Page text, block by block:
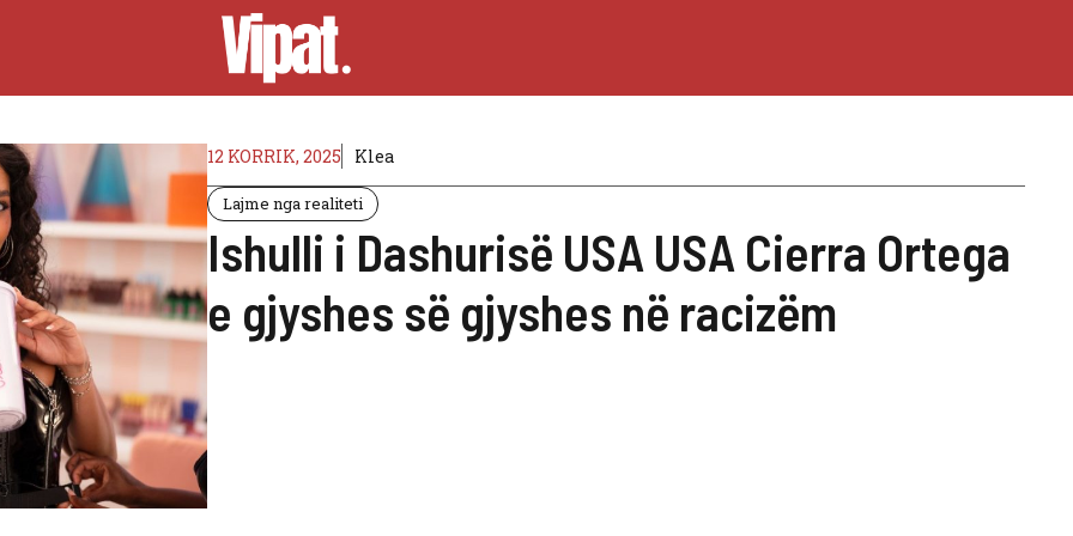
12 KORRIK, 2025 Klea
Lajme nga realiteti
Ishulli i Dashurisë USA USA Cierra Ortega
e gjyshes së gjyshes në racizëm